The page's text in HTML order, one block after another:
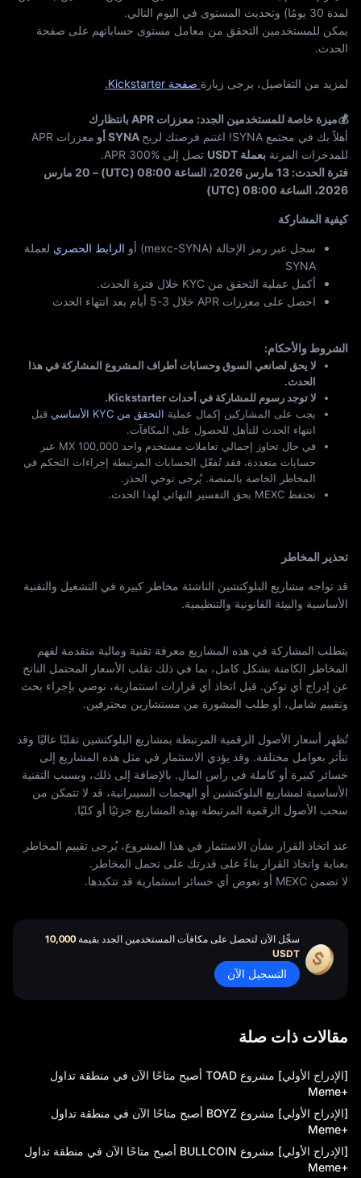
لمدة 30 يومًا) وتحديث المستوى في اليوم التالي.
يمكن للمستخدمين التحقق من معامل مستوى حساباتهم على صفحة
الحدث.
لمزيد من التفاصيل، يرجى زيارة صفحة Kickstarter .
💰ميزة خاصة للمستخدمين الجدد: معززات APR بانتظارك
أهلاً بك في مجتمع SYNA! اغتنم فرصتك لربح
معززات APR
للمدخرات المرنة بعملة USDT
تصل إلى %300 APR.
فترة الحدث: 13 مارس 2026، الساعة 08:00 (UTC) – 20 مارس
2026، الساعة 08:00 (UTC)
كيفية المشاركة
سجل عبر رمز الإحالة (mexc-SYNA) أو الرابط الحصري لعملة
SYNA
أكمل عملية التحقق من KYC خلال فترة الحدث.
احصل على معززات APR خلال 3-5 أيام بعد انتهاء الحدث
الشروط والأحكام:
لا يحق لصانعي السوق وحسابات أطراف المشروع المشاركة في هذا
الحدث.
لا توجد رسوم للمشاركة في أحداث Kickstarter.
يجب على المشاركين إكمال عملية التحقق من KYC الأساسي
قبل
انتهاء الحدث للتأهل للحصول على المكافآت.
في حال تجاوز إجمالي تعاملات مستخدم واحد 100,000 MX عبر
حسابات متعددة، فقد تُفعّل الحسابات المرتبطة إجراءات التحكم في
المخاطر الخاصة بالمنصة. يُرجى توخي الحذر.
تحتفظ MEXC بحق التفسير النهائي لهذا الحدث.
تحذير المخاطر
قد تواجه مشاريع البلوكتشين الناشئة مخاطر كبيرة في التشغيل والتقنية
الأساسية والبيئة القانونية والتنظيمية.
يتطلب المشاركة في هذه المشاريع معرفة تقنية ومالية متقدمة لفهم
المخاطر الكامنة بشكل كامل، بما في ذلك تقلب الأسعار المحتمل الناتج
عن إدراج أي توكن. قبل اتخاذ أي قرارات استثمارية، نوصي بإجراء بحث
وتقييم شامل، أو طلب المشورة من مستشارين محترفين.
تُظهر أسعار الأصول الرقمية المرتبطة بمشاريع البلوكتشين تقلبًا عاليًا وقد
تتأثر بعوامل مختلفة. وقد يؤدي الاستثمار في مثل هذه المشاريع إلى
خسائر كبيرة أو كاملة في رأس المال. بالإضافة إلى ذلك، وبسبب التقنية
الأساسية لمشاريع البلوكتشين أو الهجمات السيبرانية، قد لا تتمكن من
سحب الأصول الرقمية المرتبطة بهذه المشاريع جزئيًا أو كليًا.
عند اتخاذ القرار بشأن الاستثمار في هذا المشروع، يُرجى تقييم المخاطر
بعناية واتخاذ القرار بناءً على قدرتك على تحمل المخاطر.
لا تضمن MEXC أو تعوض أي خسائر استثمارية قد تتكبدها.
سجِّل الآن لتحصل على مكافآت المستخدمين الجدد بقيمة10,000
USDT
التسجيل الآن
مقالات ذات صلة
[الإدراج الأولي] مشروع TOAD أصبح متاحًا الآن في منطقة تداول
+Meme
[الإدراج الأولي] مشروع BOYZ أصبح متاحًا الآن في منطقة تداول
+Meme
[الإدراج الأولي] مشروع BULLCOIN أصبح متاحًا الآن في منطقة تداول
+Meme
ع